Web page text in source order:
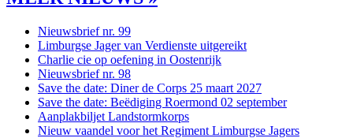
Nieuwsbrief nr. 99
Limburgse Jager van Verdienste uitgereikt
Charlie cie op oefening in Oostenrijk
Nieuwsbrief nr. 98
Save the date: Diner de Corps 25 maart 2027
Save the date: Beëdiging Roermond 02 september
Aanplakbiljet Landstormkorps
Nieuw vaandel voor het Regiment Limburgse Jagers